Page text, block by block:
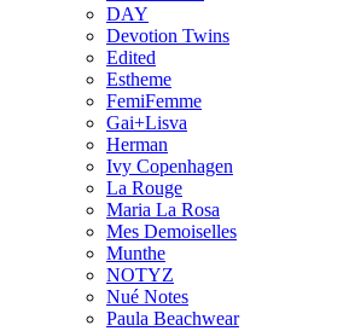
DAY
Devotion Twins
Edited
Estheme
FemiFemme
Gai+Lisva
Herman
Ivy Copenhagen
La Rouge
Maria La Rosa
Mes Demoiselles
Munthe
NOTYZ
Nué Notes
Paula Beachwear